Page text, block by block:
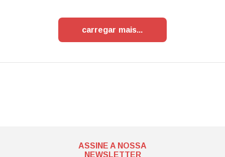
carregar mais
ASSINE A NOSSA
NEWSLETTER